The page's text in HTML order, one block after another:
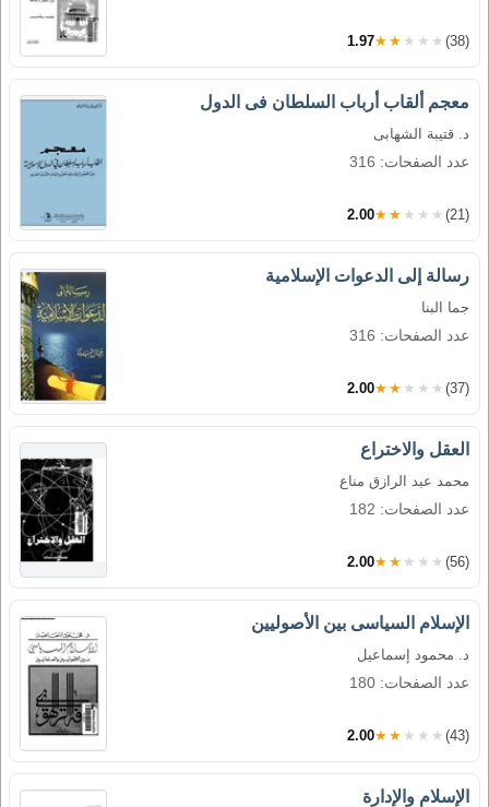
1.97★★★★★ (38)
معجم ألقاب أرباب السلطان فى الدول
د. قتيبة الشهابى
عدد الصفحات: 316
2.00★★★★★ (21)
رسالة إلى الدعوات الإسلامية
جما البنا
عدد الصفحات: 316
2.00★★★★★ (37)
العقل والاختراع
محمد عبد الرازق مناع
عدد الصفحات: 182
2.00★★★★★ (56)
الإسلام السياسى بين الأصوليين
د. محمود إسماعيل
عدد الصفحات: 180
2.00★★★★★ (43)
الإسلام والإدارة